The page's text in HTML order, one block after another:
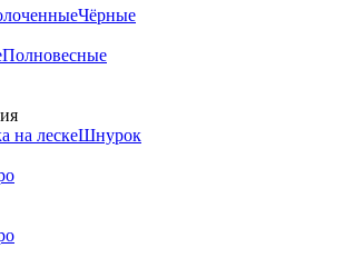
Чёрные
Полновесные
на лескеШнурок